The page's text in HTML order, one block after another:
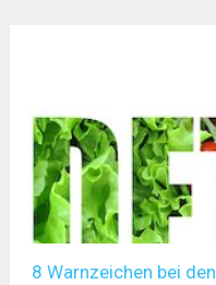
8 Warnzeichen bei